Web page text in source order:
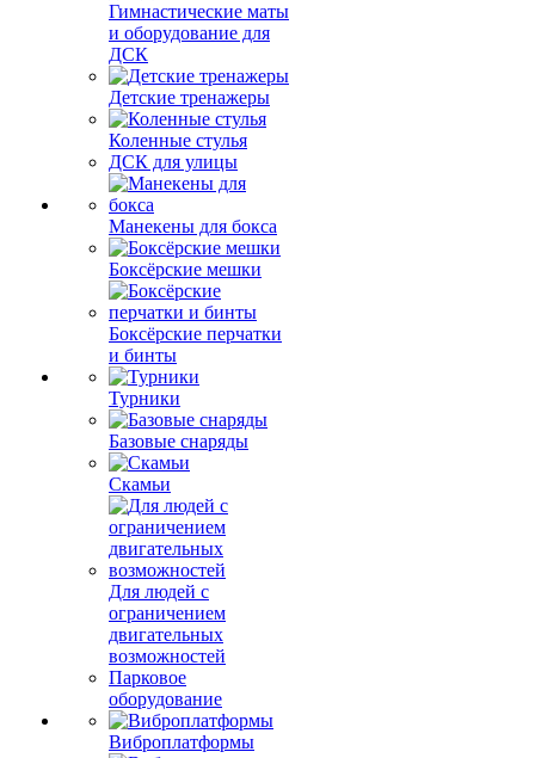
Гимнастические маты
и оборудование для
ДСК
Детские тренажеры
Коленные стулья
ДСК для улицы
Манекены для бокса
Боксёрские мешки
Боксёрские перчатки
и бинты
Турники
Базовые снаряды
Скамьи
Для людей с
ограничением
двигательных
возможностей
Парковое
оборудование
Виброплатформы